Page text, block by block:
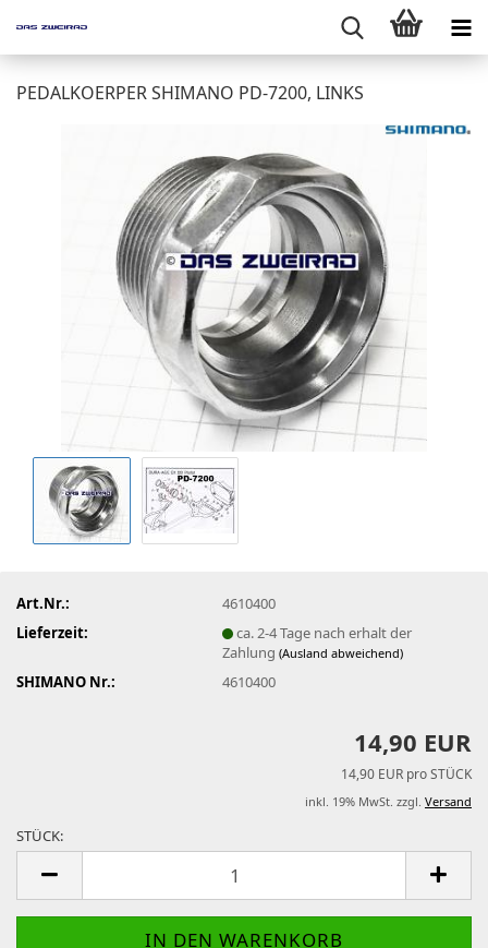
PEDALKOERPER SHIMANO PD-7200, LINKS
Art.Nr.:
4610400
Lieferzeit:
ca. 2-4 Tage nach erhalt der
Zahlung(Ausland abweichend)
SHIMANO Nr.: 4610400
14,90 EUR
14,90 EUR pro STÜCK
inkl. 19% MwSt. zzgl. Versand
STÜCK: